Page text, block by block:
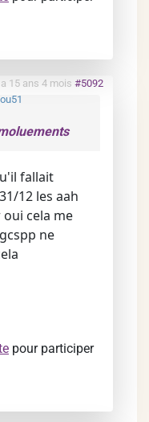
15 ans 4 mois #5092
fallait
12 les aah
oui cela me
ne
pour participer